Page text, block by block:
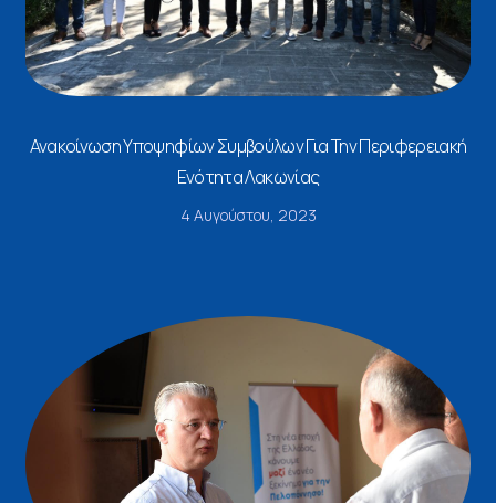
Ανακοίνωση Υποψηφίων Συμβούλων Για Την Περιφερειακή
Ενότητα Λακωνίας
4 Αυγούστου, 2023